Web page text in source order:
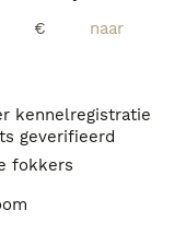
€
kennelregistratie
geverifieerd
fokkers